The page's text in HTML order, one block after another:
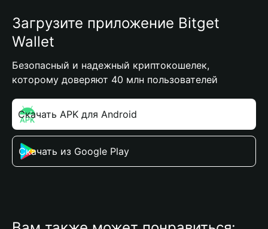
Загрузите приложение Bitget
Wallet
Безопасный и надежный криптокошелек,
которому доверяют 40 млн пользователей
Скачать APK для Android
Скачать из Google Play